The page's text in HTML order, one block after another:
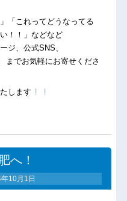
「これってどうなってる
！！」などなど
ジ、公式SNS、
でお気軽にお寄せくださ
します
へ！
10月1日